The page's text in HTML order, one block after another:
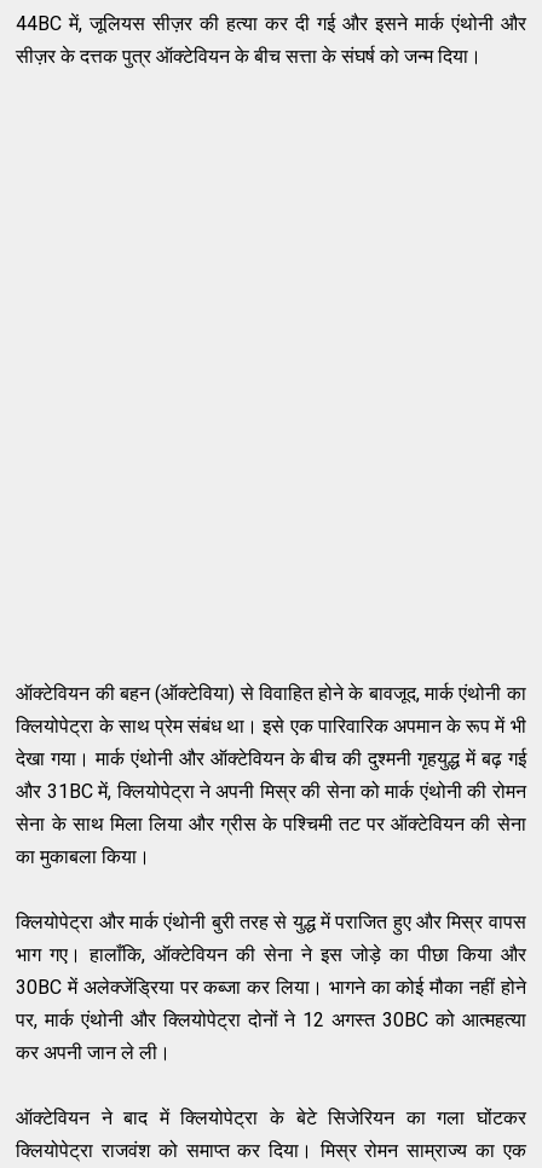
44BC में, जूलियस सीज़र की हत्या कर दी गई और इसने मार्क एंथोनी और
सीज़र के दत्तक पुत्र ऑक्टेवियन के बीच सत्ता के संघर्ष को जन्म दिया।
ऑक्टेवियन की बहन (ऑक्टेविया) से विवाहित होने के बावजूद, मार्क एंथोनी का
क्लियोपेट्रा के साथ प्रेम संबंध था। इसे एक पारिवारिक अपमान के रूप में भी
देखा गया। मार्क एंथोनी और ऑक्टेवियन के बीच की दुश्मनी गृहयुद्ध में बढ़ गई
और 31BC में, क्लियोपेट्रा ने अपनी मिस्र की सेना को मार्क एंथोनी की रोमन
सेना के साथ मिला लिया और ग्रीस के पश्चिमी तट पर ऑक्टेवियन की सेना
का मुकाबला किया।
क्लियोपेट्रा और मार्क एंथोनी बुरी तरह से युद्ध में पराजित हुए और मिस्र वापस
भाग गए। हालाँकि, ऑक्टेवियन की सेना ने इस जोड़े का पीछा किया और
30BC में अलेक्जेंड्रिया पर कब्जा कर लिया। भागने का कोई मौका नहीं होने
पर, मार्क एंथोनी और क्लियोपेट्रा दोनों ने 12 अगस्त 30BC को आत्महत्या
कर अपनी जान ले ली।
ऑक्टेवियन ने बाद में क्लियोपेट्रा के बेटे सिजेरियन का गला घोंटकर
क्लियोपेट्रा राजवंश को समाप्त कर दिया। मिस्र रोमन साम्राज्य का एक